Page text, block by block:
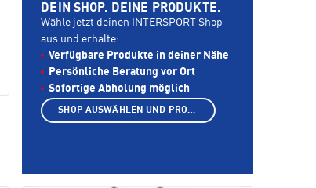
DEIN SHOP. DEINE PRODUKTE.
Wähle jetzt deinen INTERSPORT Shop
aus und erhalte:
Verfügbare Produkte in deiner Nähe
Persönliche Beratung vor Ort
Sofortige Abholung möglich
SHOP AUSWÄHLEN UND PRODUKTE ANZEIGEN